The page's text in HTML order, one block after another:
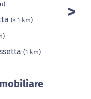
(< 1 km)
(1 km)